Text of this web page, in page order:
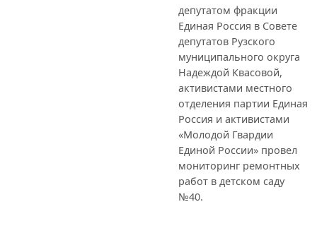
депутатом фракции
Единая Россия в Совете
депутатов Рузского
муниципального округа
Надеждой Квасовой,
активистами местного
отделения партии Единая
Россия и активистами
«Молодой Гвардии
Единой России» провел
мониторинг ремонтных
работ в детском саду
№40.